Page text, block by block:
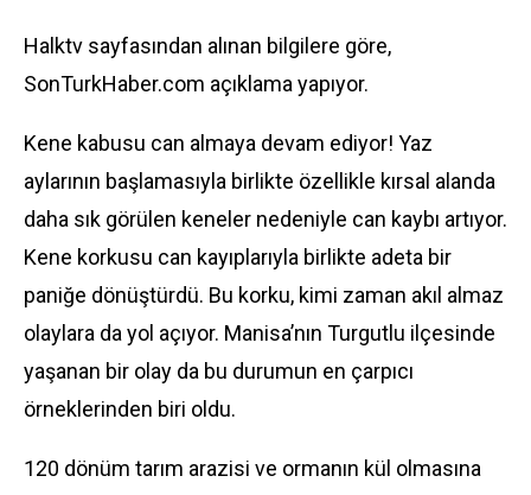
Halktv sayfasından alınan bilgilere göre,
SonTurkHaber.com açıklama yapıyor.
Kene kabusu can almaya devam ediyor! Yaz
aylarının başlamasıyla birlikte özellikle kırsal alanda
daha sık görülen keneler nedeniyle can kaybı artıyor.
Kene korkusu can kayıplarıyla birlikte adeta bir
paniğe dönüştürdü. Bu korku, kimi zaman akıl almaz
olaylara da yol açıyor. Manisa’nın Turgutlu ilçesinde
yaşanan bir olay da bu durumun en çarpıcı
örneklerinden biri oldu.
120 dönüm tarım arazisi ve ormanın kül olmasına